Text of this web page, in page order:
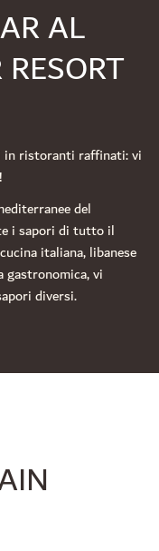
AL
ristoranti raffinati: vi
del
i sapori di tutto il
italiana, libanese
gastronomica, vi
diversi.